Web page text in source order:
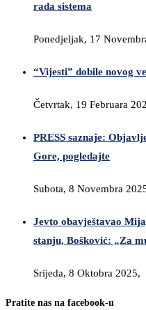
rada sistema
Ponedjeljak, 17
“Vijesti” dobile novog
Četvrtak, 19 Februara
PRESS saznaje:
Gore, pogledajte
Subota, 8 Novembra
Jevto obavještavao
stanju, Bošković: „Za
Srijeda, 8 Oktobra 2025,
Pratite nas na facebook-u